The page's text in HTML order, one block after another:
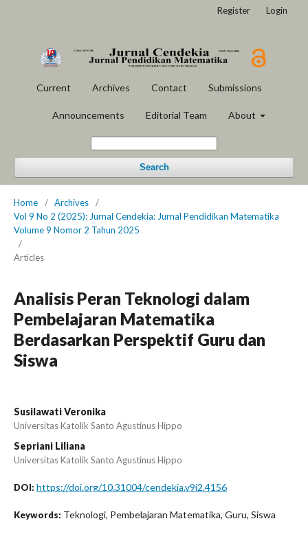
Current Archives Contact Submissions
Announcements Editorial Team About
Search
Register Login
Home / Archives
/
Vol 9 No 2 (2025): Jurnal Cendekia: Jurnal Pendidikan Matematika
Volume 9 Nomor 2 Tahun 2025
/
Articles
Analisis Peran Teknologi dalam
Pembelajaran Matematika
Berdasarkan Perspektif Guru dan
Siswa
Susilawati Veronika
Universitas Katolik Santo Agustinus Hippo
Sepriani Liliana
Universitas Katolik Santo Agustinus Hippo
DOI: https://doi.org/10.31004/cendekia.v9i2.4156
Keywords: Teknologi, Pembelajaran Matematika, Guru, Siswa